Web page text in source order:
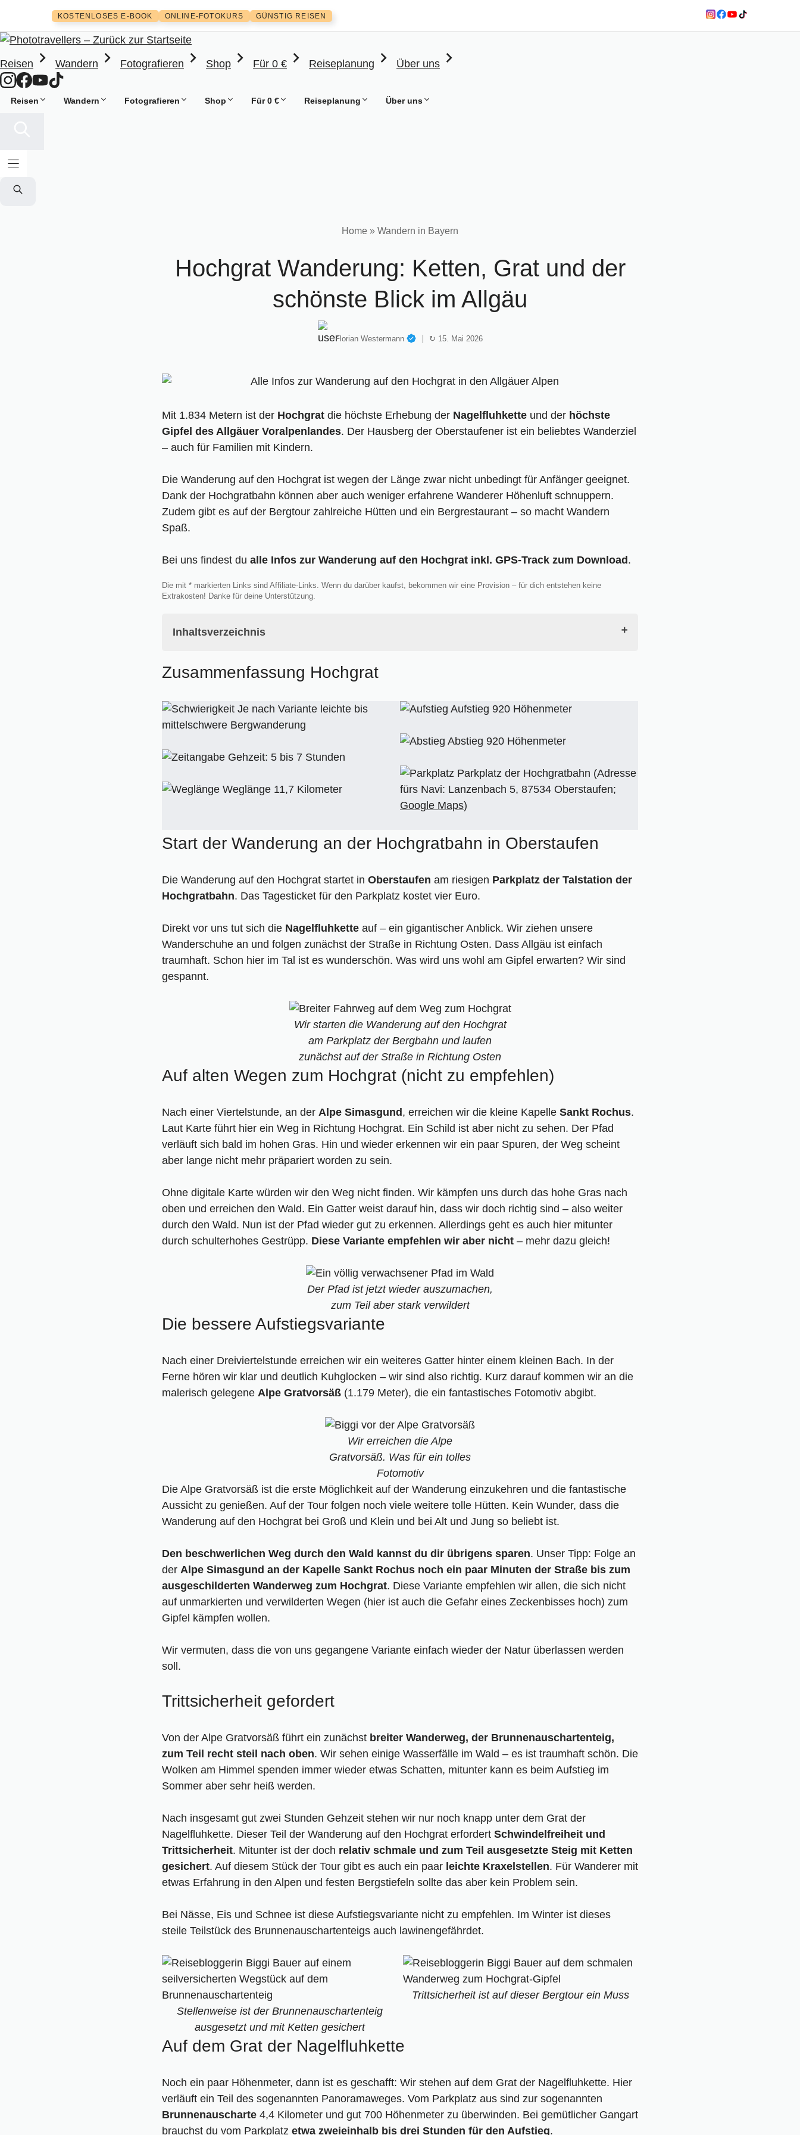
springen
KOSTENLOSES E-BOOK ONLINE-FOTOKURS GÜNSTIG REISEN
Reisen Wandern Fotografieren Shop Für 0 € Reiseplanung Über uns
Reisen Wandern Fotografieren Shop Für 0 € Reiseplanung Über uns
Home » Wandern in Bayern
Hochgrat Wanderung: Ketten, Grat und der
schönste Blick im Allgäu
Florian Westermann ↻ 15. Mai 2026
Mit 1.834 Metern ist der Hochgrat die höchste Erhebung der Nagelfluhkette und der höchste
Gipfel des Allgäuer Voralpenlandes. Der Hausberg der Oberstaufener ist ein beliebtes Wanderziel
– auch für Familien mit Kindern.
Die Wanderung auf den Hochgrat ist wegen der Länge zwar nicht unbedingt für Anfänger geeignet.
Dank der Hochgratbahn können aber auch weniger erfahrene Wanderer Höhenluft schnuppern.
Zudem gibt es auf der Bergtour zahlreiche Hütten und ein Bergrestaurant – so macht Wandern
Spaß.
Bei uns findest du alle Infos zur Wanderung auf den Hochgrat inkl. GPS-Track zum Download.
Die mit * markierten Links sind Affiliate-Links. Wenn du darüber kaufst, bekommen wir eine Provision – für dich entstehen keine
Extrakosten! Danke für deine Unterstützung.
Inhaltsverzeichnis
Start der Wanderung an der Hochgratbahn in Oberstaufen
Die bessere Aufstiegsvariante
Trittsicherheit gefordert
Grandiose Aussicht vom Hochgrat-Gipfel
Abstieg oder Seilbahn
Interaktive Karte zur Wanderung + GPS-Track
Wanderführer für die Allgäuer Alpen
Zusammenfassung Hochgrat
Je nach Variante leichte bis
mittelschwere Bergwanderung
Gehzeit: 5 bis 7 Stunden
Weglänge 11,7 Kilometer
Aufstieg 920 Höhenmeter
Abstieg 920 Höhenmeter
Parkplatz der Hochgratbahn (Adresse
fürs Navi: Lanzenbach 5, 87534 Oberstaufen;
Google Maps)
Start der Wanderung an der Hochgratbahn in Oberstaufen
Die Wanderung auf den Hochgrat startet in Oberstaufen am riesigen Parkplatz der Talstation der
Hochgratbahn. Das Tagesticket für den Parkplatz kostet vier Euro.
Direkt vor uns tut sich die Nagelfluhkette auf – ein gigantischer Anblick. Wir ziehen unsere
Wanderschuhe an und folgen zunächst der Straße in Richtung Osten. Dass Allgäu ist einfach
traumhaft. Schon hier im Tal ist es wunderschön. Was wird uns wohl am Gipfel erwarten? Wir sind
gespannt.
Wir starten die Wanderung auf den Hochgrat
am Parkplatz der Bergbahn und laufen
zunächst auf der Straße in Richtung Osten
Auf alten Wegen zum Hochgrat (nicht zu empfehlen)
Nach einer Viertelstunde, an der Alpe Simasgund, erreichen wir die kleine Kapelle Sankt Rochus.
Laut Karte führt hier ein Weg in Richtung Hochgrat. Ein Schild ist aber nicht zu sehen. Der Pfad
verläuft sich bald im hohen Gras. Hin und wieder erkennen wir ein paar Spuren, der Weg scheint
aber lange nicht mehr präpariert worden zu sein.
Ohne digitale Karte würden wir den Weg nicht finden. Wir kämpfen uns durch das hohe Gras nach
oben und erreichen den Wald. Ein Gatter weist darauf hin, dass wir doch richtig sind – also weiter
durch den Wald. Nun ist der Pfad wieder gut zu erkennen. Allerdings geht es auch hier mitunter
durch schulterhohes Gestrüpp. Diese Variante empfehlen wir aber nicht – mehr dazu gleich!
Der Pfad ist jetzt wieder auszumachen,
zum Teil aber stark verwildert
Die bessere Aufstiegsvariante
Nach einer Dreiviertelstunde erreichen wir ein weiteres Gatter hinter einem kleinen Bach. In der
Ferne hören wir klar und deutlich Kuhglocken – wir sind also richtig. Kurz darauf kommen wir an die
malerisch gelegene Alpe Gratvorsäß (1.179 Meter), die ein fantastisches Fotomotiv abgibt.
Wir erreichen die Alpe
Gratvorsäß. Was für ein tolles
Fotomotiv
Die Alpe Gratvorsäß ist die erste Möglichkeit auf der Wanderung einzukehren und die fantastische
Aussicht zu genießen. Auf der Tour folgen noch viele weitere tolle Hütten. Kein Wunder, dass die
Wanderung auf den Hochgrat bei Groß und Klein und bei Alt und Jung so beliebt ist.
Den beschwerlichen Weg durch den Wald kannst du dir übrigens sparen. Unser Tipp: Folge an
der Alpe Simasgund an der Kapelle Sankt Rochus noch ein paar Minuten der Straße bis zum
ausgeschilderten Wanderweg zum Hochgrat. Diese Variante empfehlen wir allen, die sich nicht
auf unmarkierten und verwilderten Wegen (hier ist auch die Gefahr eines Zeckenbisses hoch) zum
Gipfel kämpfen wollen.
Wir vermuten, dass die von uns gegangene Variante einfach wieder der Natur überlassen werden
soll.
Trittsicherheit gefordert
Von der Alpe Gratvorsäß führt ein zunächst breiter Wanderweg, der Brunnenauschartenteig,
zum Teil recht steil nach oben. Wir sehen einige Wasserfälle im Wald – es ist traumhaft schön. Die
Wolken am Himmel spenden immer wieder etwas Schatten, mitunter kann es beim Aufstieg im
Sommer aber sehr heiß werden.
Nach insgesamt gut zwei Stunden Gehzeit stehen wir nur noch knapp unter dem Grat der
Nagelfluhkette. Dieser Teil der Wanderung auf den Hochgrat erfordert Schwindelfreiheit und
Trittsicherheit. Mitunter ist der doch relativ schmale und zum Teil ausgesetzte Steig mit Ketten
gesichert. Auf diesem Stück der Tour gibt es auch ein paar leichte Kraxelstellen. Für Wanderer mit
etwas Erfahrung in den Alpen und festen Bergstiefeln sollte das aber kein Problem sein.
Bei Nässe, Eis und Schnee ist diese Aufstiegsvariante nicht zu empfehlen. Im Winter ist dieses
steile Teilstück des Brunnenauschartenteigs auch lawinengefährdet.
Stellenweise ist der Brunnenauschartenteig
ausgesetzt und mit Ketten gesichert
Trittsicherheit ist auf dieser Bergtour ein Muss
Auf dem Grat der Nagelfluhkette
Noch ein paar Höhenmeter, dann ist es geschafft: Wir stehen auf dem Grat der Nagelfluhkette. Hier
verläuft ein Teil des sogenannten Panoramaweges. Vom Parkplatz aus sind zur sogenannten
Brunnenauscharte 4,4 Kilometer und gut 700 Höhenmeter zu überwinden. Bei gemütlicher Gangart
brauchst du vom Parkplatz etwa zweieinhalb bis drei Stunden für den Aufstieg.